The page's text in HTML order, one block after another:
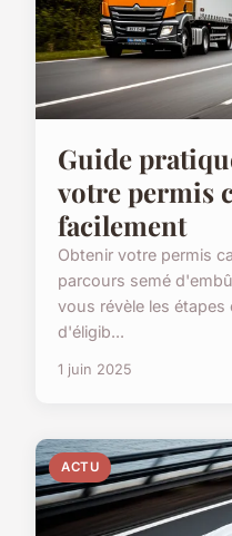
Guide
votre permis
facilement
Obtenir votre permis
parcours semé
vous révèle les étapes
d'éligib...
1 juin 2025
ACTU